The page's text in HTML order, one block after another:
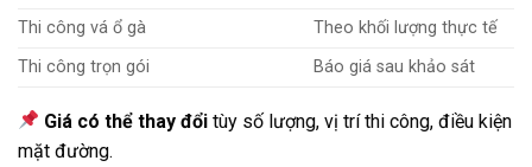
Thi công vá ổ gà
Theo khối lượng thực tế
Thi công trọn gói
Báo giá sau khảo sát
Giá có thể thay đổi tùy số lượng, vị trí thi công, điều kiện
mặt đường.